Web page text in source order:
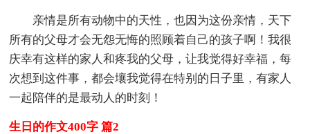
亲情是所有动物中的天性，也因为这份亲情，天下
所有的父母才会无怨无悔的照顾着自己的孩子啊！我很
庆幸有这样的家人和疼我的父母，让我觉得好幸福，每
次想到这件事，都会壤我觉得在特别的日子里，有家人
一起陪伴的是最动人的时刻！
生日的作文400字 篇2